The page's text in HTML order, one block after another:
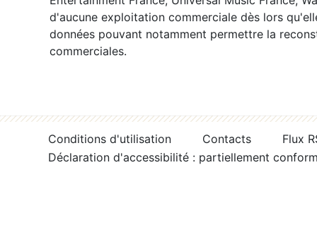
d'aucune exploitation commerciale dès lors
données pouvant notamment permettre la
commerciales.
Conditions d'utilisation Contacts
Flux
Déclaration d'accessibilité : partiellement